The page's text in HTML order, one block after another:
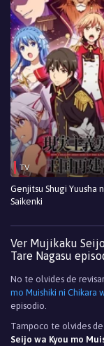
TV
Genjitsu Shugi Yuusha
Saikenki
Ver Mujikaku
Tare Nagasu
No te olvides de revisar
mo Muishiki ni Chikara
episodio.
Tampoco te olvides
Seijo wa Kyou mo